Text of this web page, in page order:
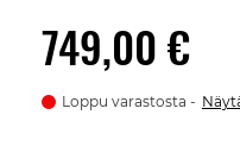
749,00 €
Loppu varastosta